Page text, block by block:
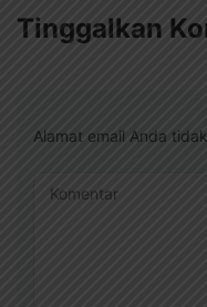
Tinggalkan
Alamat email Anda
Komentar